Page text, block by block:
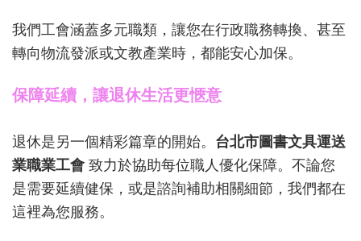
我們工會涵蓋多元職類，讓您在行政職務轉換、甚至
轉向物流發派或文教產業時，都能安心加保。
保障延續，讓退休生活更愜意
退休是另一個精彩篇章的開始。 台北市圖書文具運送
業職業工會 致力於協助每位職人優化保障。不論您
是需要延續健保，或是諮詢補助相關細節，我們都在
這裡為您服務。